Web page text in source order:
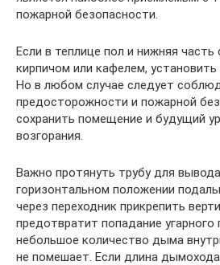
пожарной безопасности.
Если в теплице пол и нижняя
кирпичом или кафелем, установить
Но в любом случае следует
предосторожности и пожарной
сохранить помещение и будущий
возгорания.
Важно протянуть трубу для
горизонтальном положении
через переходник прикрепить
предотвратит попадание угарного
небольшое количество дыма
не помешает. Если длина